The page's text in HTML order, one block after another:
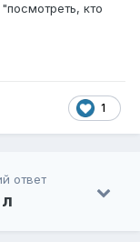
кто
1
ответ